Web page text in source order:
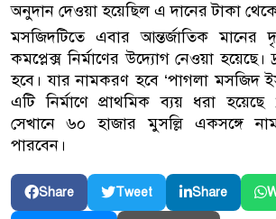
অনুদান দেওয়া হয়েছিল এ দানের টাকা
মসজিদটিতে এবার আন্তর্জাতিক মানের
কমপ্লেক্স নির্মাণের উদ্যোগ নেওয়া
হবে। যার নামকরণ হবে ‘পাগলা মসজিদ
এটি নির্মাণে প্রাথমিক ব্যয় ধরা
সেখানে ৬০ হাজার মুসল্লি একসঙ্গে
পারবেন।
Share Tweet Share